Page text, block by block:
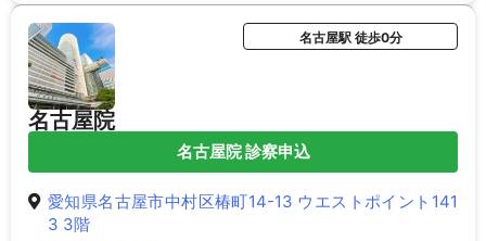
名古屋院
名古屋駅 徒歩0分
名古屋院 診察申込
愛知県名古屋市中村区椿町14-13 ウエストポイント141
3 3階